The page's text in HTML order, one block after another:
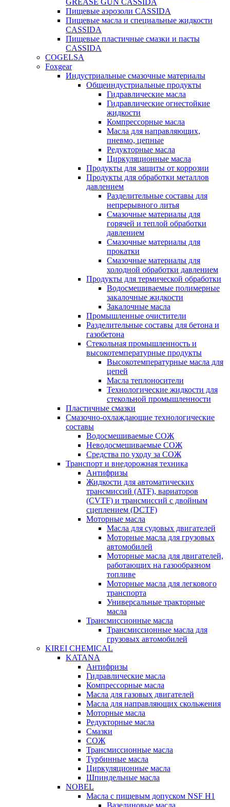
GREASE GUN CASSIDA
Пищевые аэрозоли CASSIDA
Пищевые масла и специальные жидкости
CASSIDA
Пищевые пластичные смазки и пасты
CASSIDA
COGELSA
Foxgear
Индустриальные смазочные материалы
Общеиндустриальные продукты
Гидравлические масла
Гидравлические огнестойкие
жидкости
Компрессорные масла
Масла для направляющих,
пневмо, цепные
Редукторные масла
Циркуляционные масла
Продукты для защиты от коррозии
Продукты для обработки металлов
давлением
Разделительные составы для
непрерывного литья
Смазочные материалы для
горячей и теплой обработки
давлением
Смазочные материалы для
прокатки
Смазочные материалы для
холодной обработки давлением
Продукты для термической обработки
Водосмешиваемые полимерные
закалочные жидкости
Закалочные масла
Промышленные очистители
Разделительные составы для бетона и
газобетона
Стекольная промышленность и
высокотемпературные продукты
Высокотемпературные масла для
цепей
Масла теплоносители
Технологические жидкости для
стекольной промышленности
Пластичные смазки
Смазочно-охлаждающие технологические
составы
Водосмешиваемые СОЖ
Неводосмешиваемые СОЖ
Средства по уходу за СОЖ
Транспорт и внедорожная техника
Антифризы
Жидкости для автоматических
трансмиссий (ATF), вариаторов
(CVTF) и трансмиссий с двойным
сцеплением (DCTF)
Моторные масла
Масла для судовых двигателей
Моторные масла для грузовых
автомобилей
Моторные масла для двигателей,
работающих на газообразном
топливе
Моторные масла для легкового
транспорта
Универсальные тракторные
масла
Трансмиссионные масла
Трансмиссионные масла для
грузовых автомобилей
KIREI CHEMICAL
KATANA
Антифризы
Гидравлические масла
Компрессорные масла
Масла для газовых двигателей
Масла для направляющих скольжения
Моторные масла
Редукторные масла
Смазки
СОЖ
Трансмиссионные масла
Турбинные масла
Циркуляционные масла
Шпиндельные масла
NOBEL
Масла с пищевым допуском NSF H1
Вазелиновые масла